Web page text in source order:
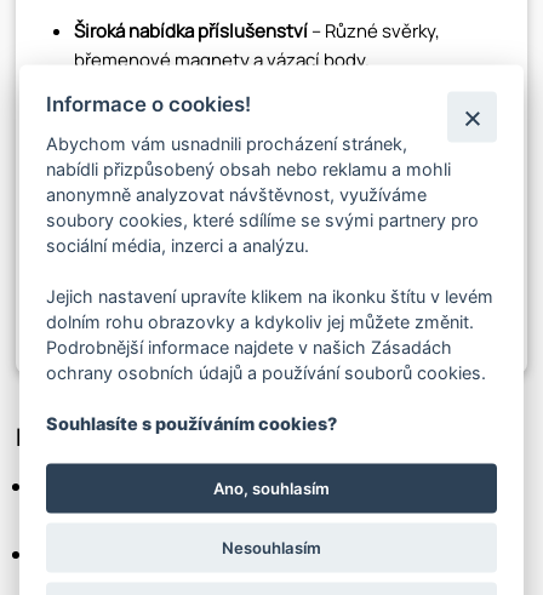
Široká nabídka příslušenství– Různé svěrky,
břemenové magnety a vázací body.
které šetří čas i námahu.
Zvýšená bezpečnost práce– Navrženo s důrazem
na prevenci rizik.
✔Dostupnost a rychlé dodání:Velké i malé
objednávky vyřídíme okamžitě.
Vyberte si manipulační prostředky
Proč právě Elis?
– Více než 1 000 kilometrů lan
skladem, připravených ihned k expedici.
Více než 20 let zkušeností– Ověřený partner pro
Informace o cookies!
Abychom vám usnadnili procházení stránek,
nabídli přizpůsobený obsah nebo reklamu a mohli
anonymně analyzovat návštěvnost, využíváme
soubory cookies, které sdílíme se svými partnery pro
sociální média, inzerci a analýzu.
Jejich nastavení upravíte klikem na ikonku štítu v levém
dolním rohu obrazovky a kdykoliv jej můžete změnit.
Podrobnější informace najdete v našich Zásadách
ochrany osobních údajů a používání souborů cookies.
Souhlasíte s používáním cookies?
Ano, souhlasím
Nesouhlasím